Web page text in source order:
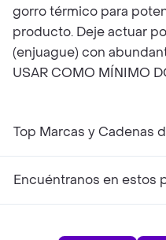
gorro térmico para
producto. Deje actuar
(enjuague) con
USAR COMO MÍNIMO
Top Marcas y Cadenas
Encuéntranos en estos